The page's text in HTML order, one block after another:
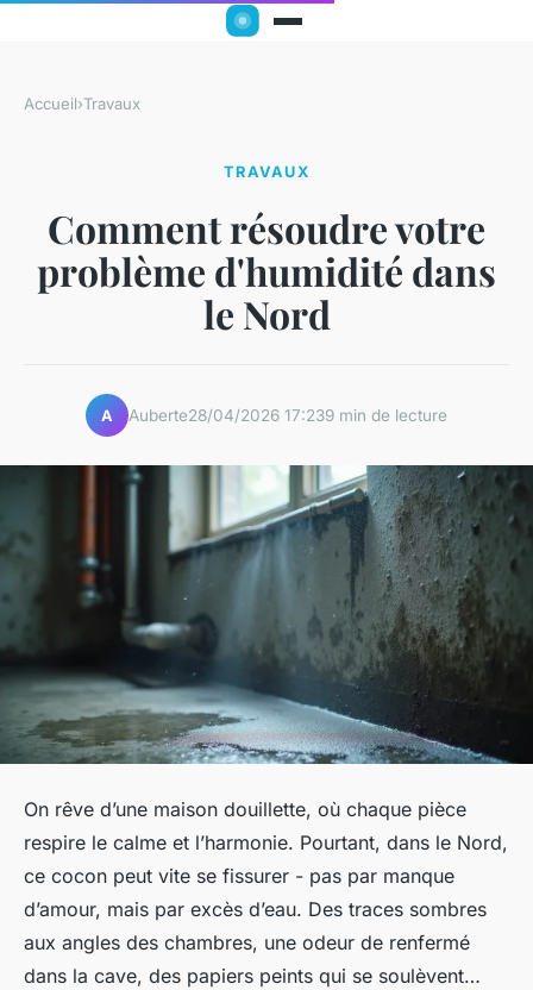
Accueil›Travaux
TRAVAUX
Comment résoudre votre
problème d'humidité dans
le Nord
A Auberte28/04/2026 17:239 min de lecture
On rêve d’une maison douillette, où chaque pièce
respire le calme et l’harmonie. Pourtant, dans le Nord,
ce cocon peut vite se fissurer - pas par manque
d’amour, mais par excès d’eau. Des traces sombres
aux angles des chambres, une odeur de renfermé
dans la cave, des papiers peints qui se soulèvent…